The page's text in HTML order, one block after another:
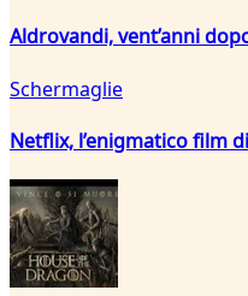
Aldrovandi, vent’anni
Schermaglie
Netflix, l’enigmatico film